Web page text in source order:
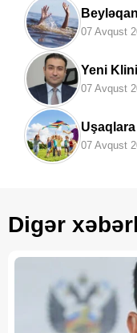
boğulub
07 Avqust
Yeni
çıxarıldı
07 Avqust
təhlükəli
07 Avqust
Digər